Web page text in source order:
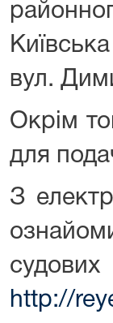
вул.
Окрім
для
З
http://